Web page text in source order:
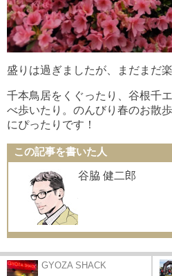
盛りは過ぎましたが、まだまだ
千本鳥居をくぐったり、谷根千
べ歩いたり。のんびり春のお散
にぴったりです！
この記事を書いた人
谷脇 健二郎
GYOZA SHACK